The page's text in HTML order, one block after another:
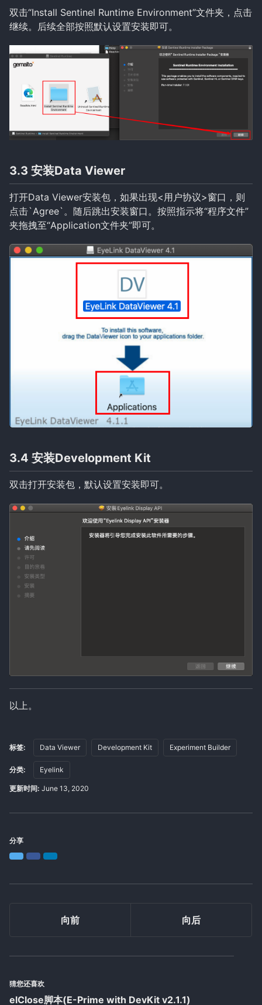
双击“Install Sentinel Runtime Environment”文件夹，点击
继续。后续全部按照默认设置安装即可。
3.3 安装Data Viewer
打开Data Viewer安装包，如果出现<用户协议>窗口，则
点击`Agree`。随后跳出安装窗口。按照指示将“程序文件”
夹拖拽至“Application文件夹”即可。
3.4 安装Development Kit
双击打开安装包，默认设置安装即可。
以上。
标签: Data Viewer Development Kit Experiment Builder
分类: Eyelink
更新时间: June 13, 2020
分享
TwitterFacebookLinkedIn
向前 向后
猜您还喜欢
elClose脚本(E-Prime with DevKit v2.1.1)